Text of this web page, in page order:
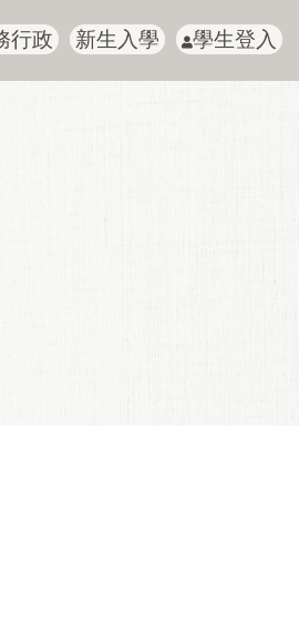
行政 新生入學 學生登入